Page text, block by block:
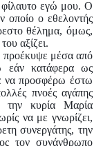
εγώ μου. Ο
οποίο ο εθελοντής
θέλημα, όμως,
αξίζει.
προέκυψε μέσα από
εάν κατάφερα ως
να προσφέρω έστω
πνοές αγάπης
την κυρία Μαρία
να με γνωρίζει,
συνεργάτης, την
τον συνάνθρωπο